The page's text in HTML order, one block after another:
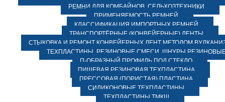
РЕМНИ ДЛЯ КОМБАЙНОВ, СЕЛЬХОЗТЕХНИКИ
ПРИМЕНЯЕМОСТЬ РЕМНЕЙ
КЛАССИФИКАЦИЯ ИМПОРТНЫХ РЕМНЕЙ
ТРАНСПОРТЁРНЫЕ (КОНВЕЙЕРНЫЕ) ЛЕНТЫ
СТЫКОВКА И РЕМОНТ КОНВЕЙЕРНЫХ ЛЕНТ МЕТОДОМ
ТЕХПЛАСТИНЫ, РЕЗИНОВЫЕ СМЕСИ, ШНУРЫ
П-ОБРАЗНЫЙ ПРОФИЛЬ ПОД СТЕКЛО
ПИЩЕВАЯ РЕЗИНОВАЯ ТЕХПЛАСТИНА
ПРЕССОВАЯ (ПОРИСТАЯ) ПЛАСТИНА
СИЛИКОНОВЫЕ ТЕХПЛАСТИНЫ
ТЕХПЛАСТИНЫ ТМКЩ